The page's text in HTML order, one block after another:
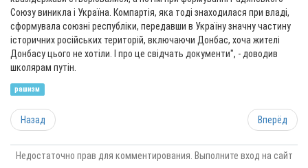
Союзу виникла і Україна. Компартія, яка тоді знаходилася при владі,
сформувала союзні республіки, передавши в Україну значну частину
історичних російських територій, включаючи Донбас, хоча жителі
Донбасу цього не хотіли. І про це свідчать документи", - доводив
школярам путін.
рашизм
Назад Вперёд
Недостаточно прав для комментирования. Выполните вход на сайт